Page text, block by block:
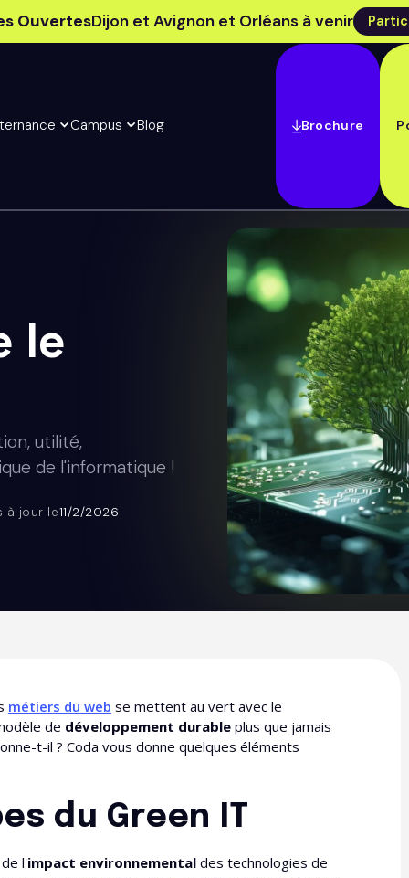
OuvertesDijon et Avignon et Orléans à venir
Campus Blog Brochure
le
utilité,
de l'informatique !
à jour le11/2/2026
métiers du web se mettent au vert avec le
de développement durable plus que jamais
t-il ? Coda vous donne quelques éléments
du Green IT
l'impact environnemental des technologies de